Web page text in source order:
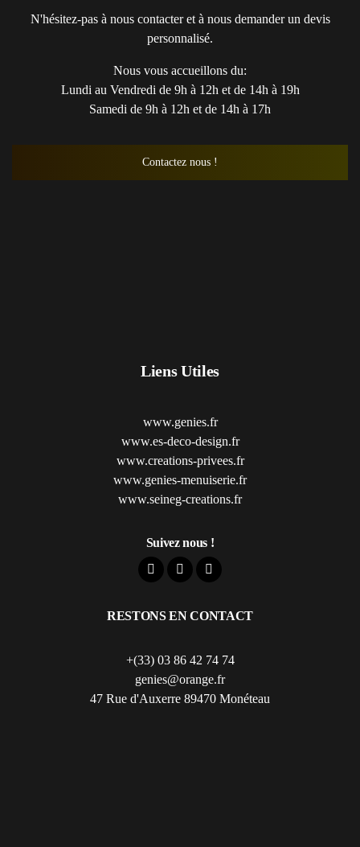
N'hésitez-pas à nous contacter et à nous demander un devis
personnalisé.
Nous vous accueillons du:
Lundi au Vendredi de 9h à 12h et de 14h à 19h
Samedi de 9h à 12h et de 14h à 17h
Contactez nous !
Liens Utiles
www.genies.fr
www.es-deco-design.fr
www.creations-privees.fr
www.genies-menuiserie.fr
www.seineg-creations.fr
Suivez nous !
RESTONS EN CONTACT
+(33) 03 86 42 74 74
genies@orange.fr
47 Rue d'Auxerre 89470 Monéteau